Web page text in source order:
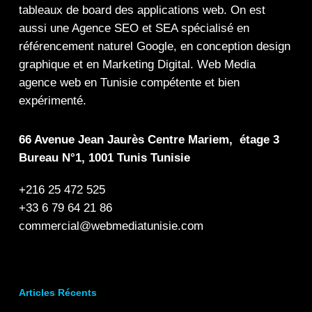
tableaux de board des applications web. On est
aussi une Agence SEOet SEAspécialisé en
référencement naturel Google, en conception design
graphiqueet en Marketing Digital . Web Media
agence web en Tunisie compétente et bien
expérimenté.
66 Avenue Jean Jaurès Centre Mariem, étage 3
Bureau N°1, 1001 Tunis Tunisie
+216 25 472 525
+33 6 79 64 21 86
commercial@webmediatunisie.com
Articles Récents